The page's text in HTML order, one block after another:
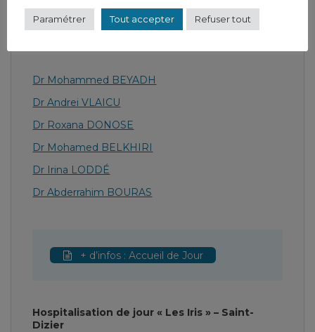
Dr Mohammed BEYADH
Dr Andrei VLAICU
Dr Roxana DONOSE
Dr Mohamed BELKHIRI
Dr Irina LODDÉ
Dr Abderrahim BOURAS
+ d’infos : Accueil de Jour
Hospitalisation de jour « Les Iris » – Saint-
Dizier
Paramétrer Tout accepter Refuser tout